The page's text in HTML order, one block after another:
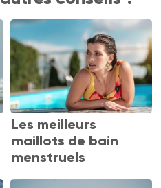
Les meilleurs
maillots de bain
menstruels